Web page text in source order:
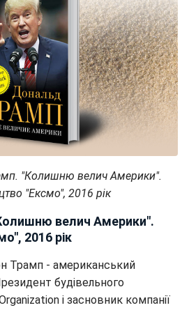
"Колишню велич Америки".
"Ексмо", 2016 рік
велич Америки".
2016 рік
Трамп - американський
будівельного
і засновник компанії